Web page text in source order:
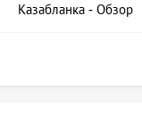
Казабланка - Обзор